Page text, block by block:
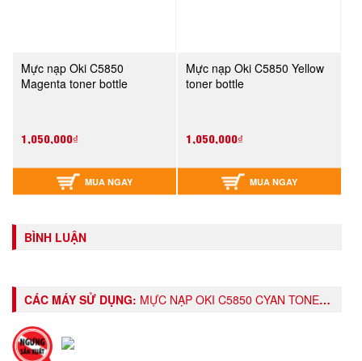
Mực nạp Oki C5850
Magenta toner bottle
1,050,000₫
MUA NGAY
Mực nạp Oki C5850 Yellow
toner bottle
1,050,000₫
MUA NGAY
BÌNH LUẬN
CÁC MÁY SỬ DỤNG: MỰC NẠP OKI C5850 CYAN TONER BOTTLE